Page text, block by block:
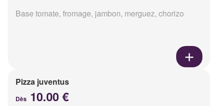
Base tomate, fromage, jambon, merguez, chorizo
Pizza juventus
Dès 10.00 €